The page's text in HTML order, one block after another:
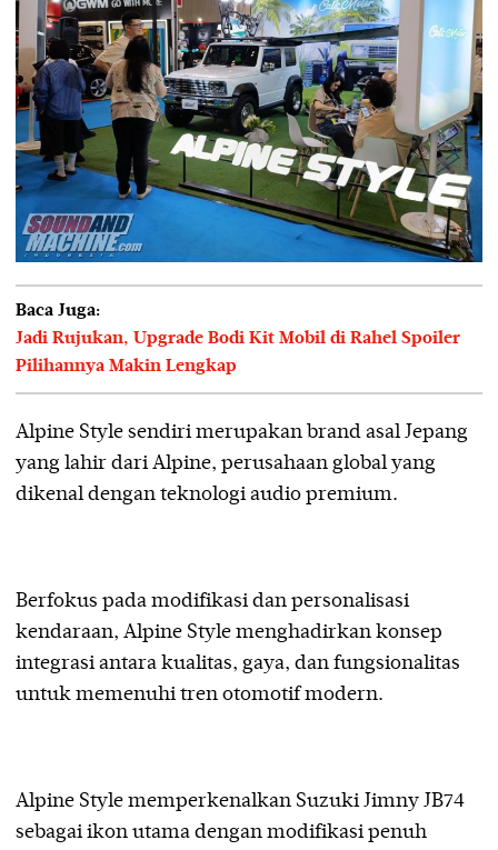
Baca Juga:
Jadi Rujukan, Upgrade Bodi Kit Mobil di Rahel Spoiler
Pilihannya Makin Lengkap
Alpine Style sendiri merupakan brand asal Jepang
yang lahir dari Alpine, perusahaan global yang
dikenal dengan teknologi audio premium.
Berfokus pada modifikasi dan personalisasi
kendaraan, Alpine Style menghadirkan konsep
integrasi antara kualitas, gaya, dan fungsionalitas
untuk memenuhi tren otomotif modern.
Alpine Style memperkenalkan Suzuki Jimny JB74
sebagai ikon utama dengan modifikasi penuh